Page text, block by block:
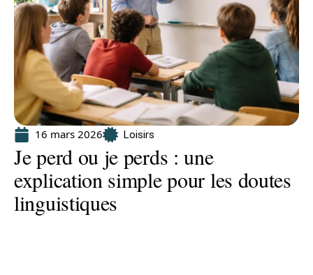
16 mars 2026 Loisirs
Je perd ou je perds : une
explication simple pour les doutes
linguistiques